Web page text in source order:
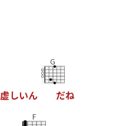
虚しいん
G
だね
F